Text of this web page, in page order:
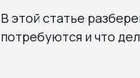
В этой статье
потребуются и что